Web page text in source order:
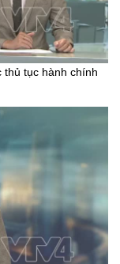
thủ tục hành chính